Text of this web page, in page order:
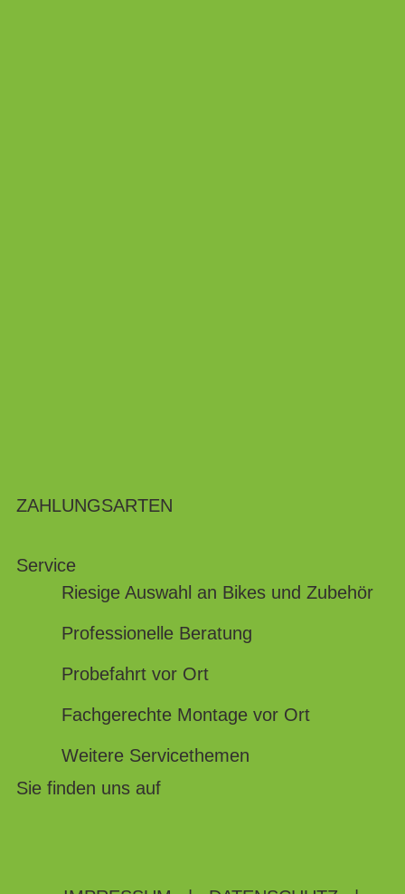
ZAHLUNGSARTEN
Service
Riesige Auswahl an Bikes und Zubehör
Professionelle Beratung
Probefahrt vor Ort
Fachgerechte Montage vor Ort
Weitere Servicethemen
Sie finden uns auf